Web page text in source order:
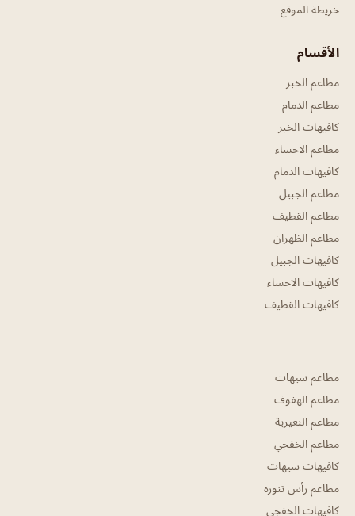
خريطة الموقع
الأقسام
مطاعم الخبر
مطاعم الدمام
كافيهات الخبر
مطاعم الاحساء
كافيهات الدمام
مطاعم الجبيل
مطاعم القطيف
مطاعم الظهران
كافيهات الجبيل
كافيهات الاحساء
كافيهات القطيف
مطاعم سيهات
مطاعم الهفوف
مطاعم النعيرية
مطاعم الخفجي
كافيهات سيهات
مطاعم رأس تنوره
كافيهات الخفجي